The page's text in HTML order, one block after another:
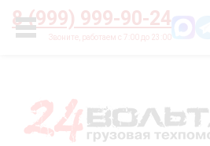
8 (999) 999-90-24
УСЛУГИ
Главная О нас Цены